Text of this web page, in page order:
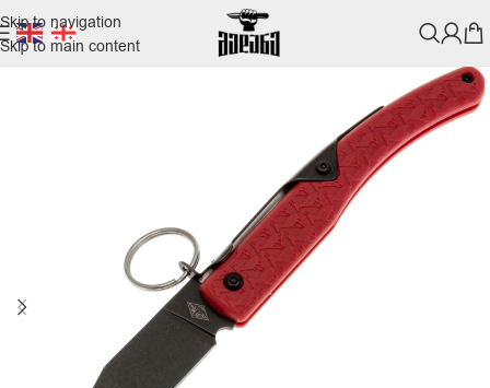
Skip to navigation
Skip to main content